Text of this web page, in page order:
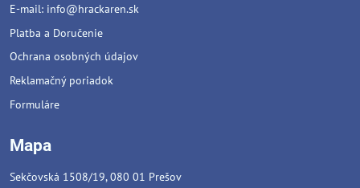
E-mail: info@hrackaren.sk
Platba a Doručenie
Ochrana osobných údajov
Reklamačný poriadok
Formuláre
Mapa
Sekčovská 1508/19, 080 01 Prešov